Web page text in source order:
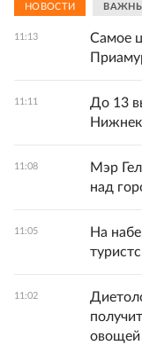
НОВОСТИ
11:13
Самое
11:11
До 13
11:08
Мэр
над
11:05
На
11:02
овощей